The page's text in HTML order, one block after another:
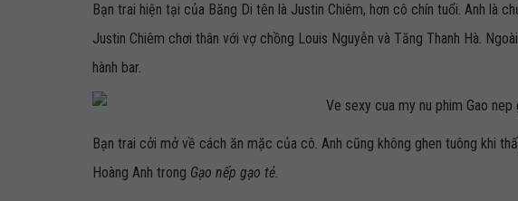
Bạn trai hiện tại của Băng Di tên là Justin Chiêm, hơn cô chín tuổi. Anh là
Justin Chiêm chơi thân với vợ chồng Louis Nguyễn và Tăng Thanh Hà.
hành bar.
Bạn trai cởi mở về cách ăn mặc của cô. Anh cũng không ghen tuông khi
Hoàng Anh trong Gạo nếp gạo tẻ.